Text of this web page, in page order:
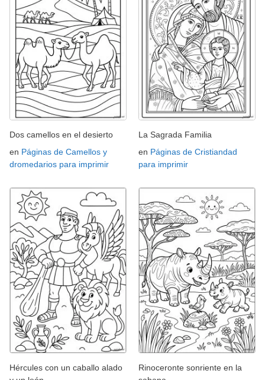
Dos camellos en el desierto
en Páginas de Camellos y
dromedarios para imprimir
La Sagrada Familia
en Páginas de Cristiandad
para imprimir
Hércules con un caballo alado
Rinoceronte sonriente en la